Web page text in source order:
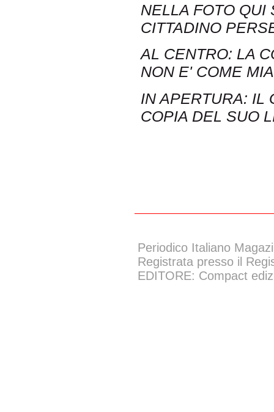
NELLA FOTO QUI
CITTADINO
AL CENTRO: LA
NON E' COME
IN APERTURA: IL
COPIA DEL SUO
Periodico Italiano
Registrata presso il
EDITORE: Compact